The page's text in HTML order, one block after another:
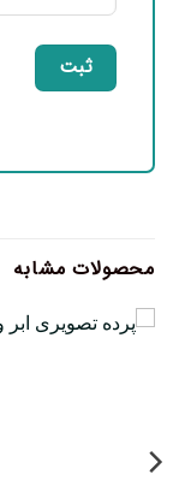
محصولات مشابه